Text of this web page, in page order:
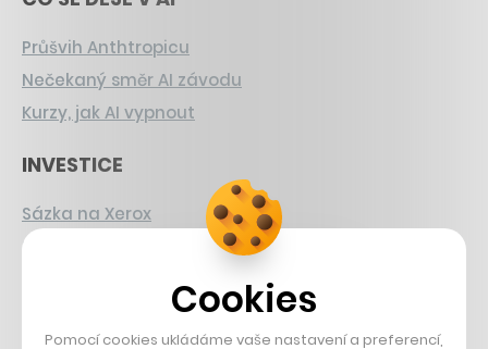
Průšvih Anthtropicu
Nečekaný směr AI závodu
Kurzy, jak AI vypnout
INVESTICE
Sázka na Xerox
Strnad v Pirelli
PŘÍBĚHY Z GASTRA
Cookies
Pomocí cookies ukládáme vaše nastavení a preferencí,